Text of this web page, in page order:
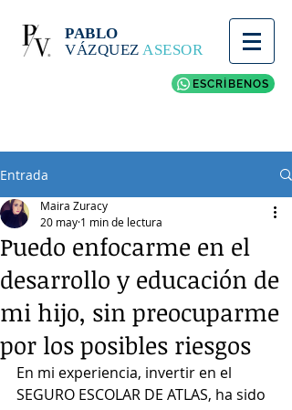
PABLO
VÁZQUEZASESOR
ESCRÍBENOS
Entrada
Puedo enfocarme en el
desarrollo y educación de
mi hijo, sin preocuparme
por los posibles riesgos
Maira Zuracy
20 may 1 min de lectura
En mi experiencia, invertir en el
SEGURO ESCOLAR DE ATLAS, ha sido